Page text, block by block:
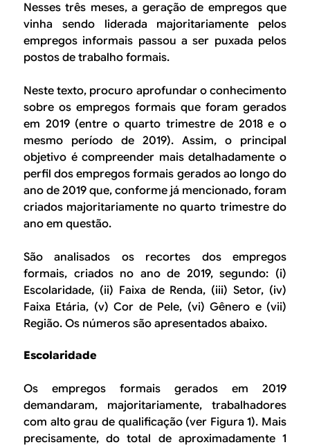
Nesses três meses, a geração de empregos que
vinha sendo liderada majoritariamente pelos
empregos informais passou a ser puxada pelos
postos de trabalho formais.
Neste texto, procuro aprofundar o conhecimento
sobre os empregos formais que foram gerados
em 2019 (entre o quarto trimestre de 2018 e o
mesmo período de 2019). Assim, o principal
objetivo é compreender mais detalhadamente o
perfil dos empregos formais gerados ao longo do
ano de 2019 que, conforme já mencionado, foram
criados majoritariamente no quarto trimestre do
ano em questão.
São analisados os recortes dos empregos
formais, criados no ano de 2019, segundo: (i)
Escolaridade, (ii) Faixa de Renda, (iii) Setor, (iv)
Faixa Etária, (v) Cor de Pele, (vi) Gênero e (vii)
Região. Os números são apresentados abaixo.
Escolaridade
Os empregos formais gerados em 2019
demandaram, majoritariamente, trabalhadores
com alto grau de qualificação (ver Figura 1). Mais
precisamente, do total de aproximadamente 1